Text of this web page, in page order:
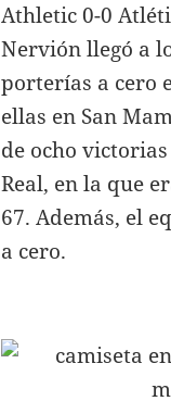
Athletic 0-0
Nervión llegó a
porterías a cero
ellas en San
de ocho
Real, en la que
67. Además, el
a cero.